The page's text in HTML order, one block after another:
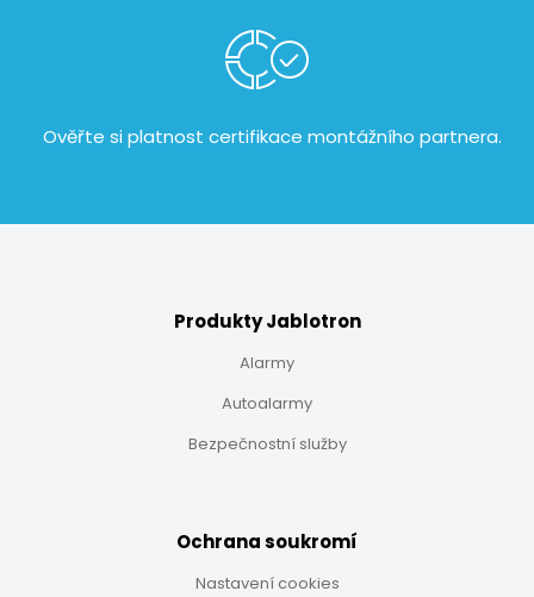
Ověřte si platnost certifikace montážního partnera.
Produkty Jablotron
Alarmy
Autoalarmy
Bezpečnostní služby
Ochrana soukromí
Nastavení cookies